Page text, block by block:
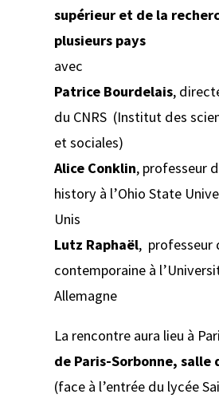
supérieur et de la
plusieurs pays
avec
Patrice Bourdelais,
du CNRS (Institut des
et sociales)
Alice Conklin, professeur
history à l’Ohio State
Unis
Lutz Raphaël, professeur
contemporaine à
Allemagne
La rencontre aura lieu à
de Paris-Sorbonne, salle
(face à l’entrée du lycée